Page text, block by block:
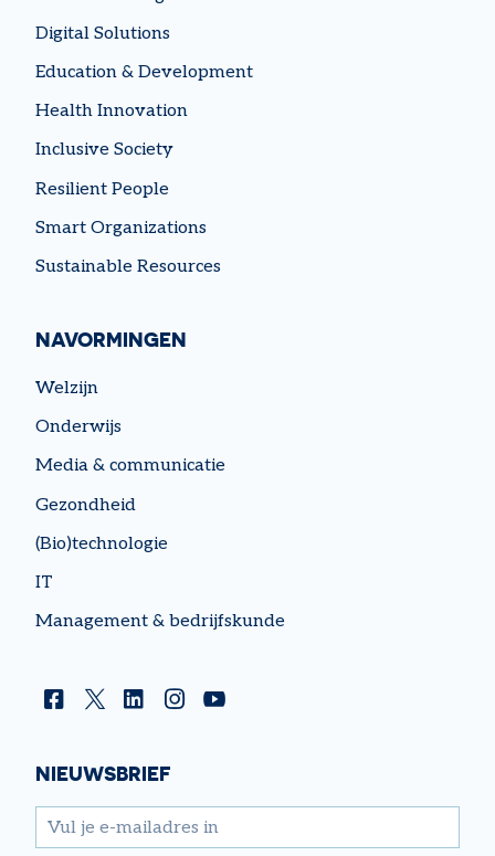
Digital Solutions
Education & Development
Health Innovation
Inclusive Society
Resilient People
Smart Organizations
Sustainable Resources
NAVORMINGEN
Welzijn
Onderwijs
Media & communicatie
Gezondheid
(Bio)technologie
IT
Management & bedrijfskunde
NIEUWSBRIEF
email